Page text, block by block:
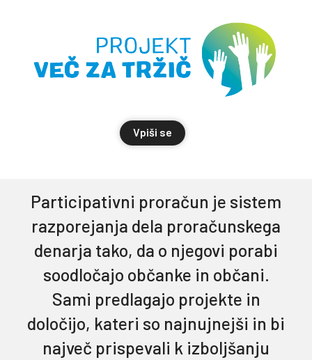
Vpiši se
Participativni proračun je sistem
razporejanja dela proračunskega
denarja tako, da o njegovi porabi
soodločajo občanke in občani.
Sami predlagajo projekte in
določijo, kateri so najnujnejši in bi
največ prispevali k izboljšanju